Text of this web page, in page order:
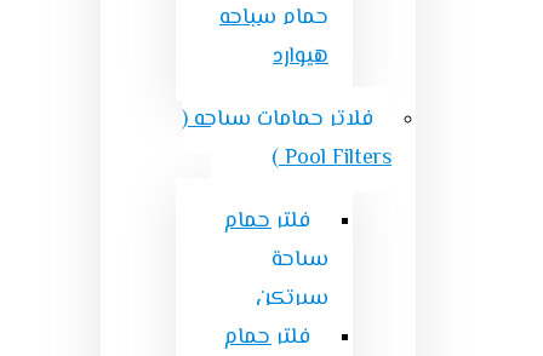
حمام سباحه
هيوارد
فلاتر حمامات سباحه (
Pool Filters )
فلتر حمام
سباحة
سيرتكن
فلتر حمام